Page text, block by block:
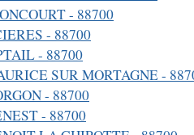
- 88700
- 88700
- 88700
SUR MORTAGNE -
- 88700
- 88700